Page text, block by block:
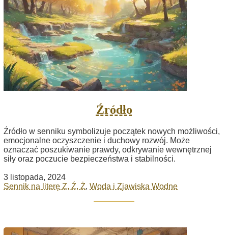
Źródło
Źródło w senniku symbolizuje początek nowych możliwości,
emocjonalne oczyszczenie i duchowy rozwój. Może
oznaczać poszukiwanie prawdy, odkrywanie wewnętrznej
siły oraz poczucie bezpieczeństwa i stabilności.
3 listopada, 2024
Sennik na literę Z, Ź, Ż, Woda i Zjawiska Wodne